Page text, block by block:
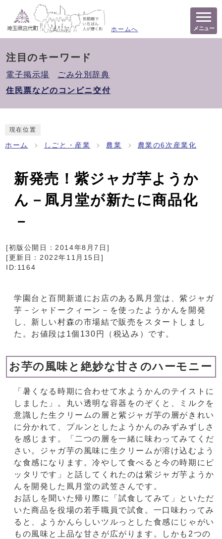
ホームへ メニュー
注目のキーワード
電子掲示場
ごみ分別辞典
住民票などのコンビニ交付
現在位置
ホーム しごと・産業 農業 農業の6次産業化
新発売！紫ジャガ芋ようか
ん－凮月堂が新たに商品化
－
[初版公開日：2014年8月7日 ]
[更新日： 2022年11月15日 ]
ID:1164
学園台と百間新道にお店のある凮月堂は、紫ジャガ
芋－シャドークィーン－を使ったようかんを開発
し、新しい村森の市場結で販売をスタートしまし
た。お値段は1個130円（税込み）です。
お芋の風味と絶妙な甘さのハーモニー
「暑くなる時期に合わせて水ようかんのテイストに
しました」。丸い透明な容器をのぞくと、ミルクを
意識した生クリームの層と紫ジャガ芋の層がきれい
に分かれて、プルンとしたようかんのみずみずしさ
を感じます。「二つの層を一緒に味わってみてくだ
さい。ジャガ芋の風味に生クリームが溶け込むよう
な食感になります。冷やして食べると今の時期にピ
ッタリです」と話してくれたのは紫ジャガ芋ようか
んを開発した凮月堂の武笠さんです。
お話しを聞いた帰り際に「試食してみて」といただ
いた商品を役場の若手職員で試食。一口味わってみ
ると、ようかんらしいツルっとした食感にじゃがい
もの風味と上品な甘さが広がります。しかも2つの